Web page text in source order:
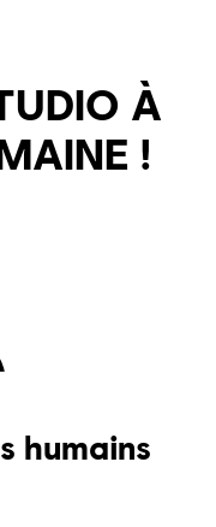
À
!
humains